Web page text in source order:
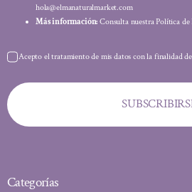
hola@elmanaturalmarket.com
Más información: Consulta nuestra Política
Acepto el tratamiento de mis datos con la finalidad
Categorías